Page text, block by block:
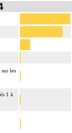
les
1 à